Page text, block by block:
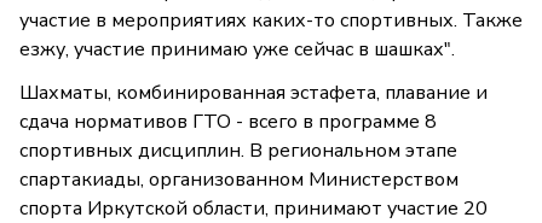
участие в мероприятиях каких-то спортивных. Также
езжу, участие принимаю уже сейчас в шашках".
Шахматы, комбинированная эстафета, плавание и
сдача нормативов ГТО - всего в программе 8
спортивных дисциплин. В региональном этапе
спартакиады, организованном Министерством
спорта Иркутской области, принимают участие 20